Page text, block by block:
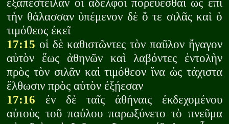
ἐξαπέστειλαν οἱ ἀδελφοὶ πορεύεσθαι ὡς ἐπὶ
τὴν θάλασσαν ὑπέμενον δὲ ὅ τε σιλᾶς καὶ ὁ
τιμόθεος ἐκεῖ
17:15 οἱ δὲ καθιστῶντες τὸν παῦλον ἤγαγον
αὐτὸν ἕως ἀθηνῶν καὶ λαβόντες ἐντολὴν
πρὸς τὸν σιλᾶν καὶ τιμόθεον ἵνα ὡς τάχιστα
ἔλθωσιν πρὸς αὐτὸν ἐξῄεσαν
17:16 ἐν δὲ ταῖς ἀθήναις ἐκδεχομένου
αὐτοὺς τοῦ παύλου παρωξύνετο τὸ πνεῦμα